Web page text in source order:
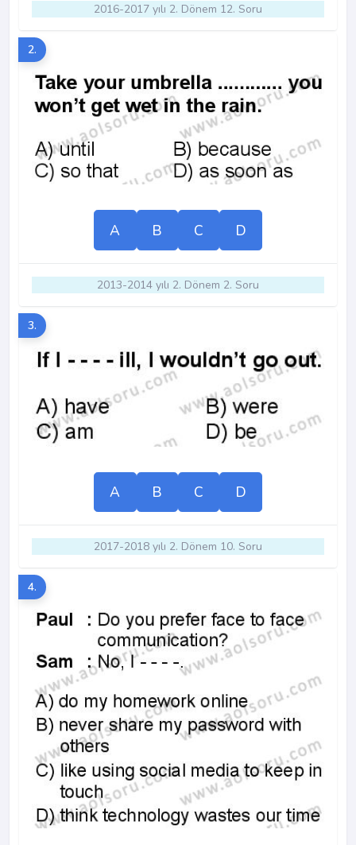
2016-2017 yılı 2. Dönem 12. Soru
2.
A B C D
2013-2014 yılı 2. Dönem 2. Soru
3.
A B C D
2017-2018 yılı 2. Dönem 10. Soru
4.